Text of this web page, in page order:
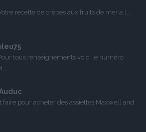
recette de crêpes aux fruits de mer a l...
tous renseignements voici le numéro
faire pour acheter des assiettes Maxwell and